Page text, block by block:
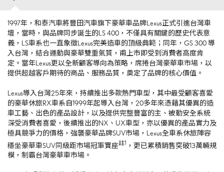
1997年，和泰汽車將豐田汽車旗下豪華車品牌Lexus正式引進台灣車
壇，當時，與品牌同步誕生的LS 400 ，不僅具有關鍵的歷史代表意
義， LS車系也一直象徵Lexus完美造車的頂級典範；同年， GS 300導
入台灣，結合運動與豪華雙重氣質，甫上市即受到消費者高度肯
定。當年Lexus更以全新顧客導向為策略，席捲台灣豪華車市場，以
提供超越客戶期待的商品、服務品質，奠定了品牌的核心價值。
Lexus導入台灣25年來，持續推出多款熱門車型，其中最受顧客喜愛
的豪華休旅RX車系自1999年起導入台灣， 20多年來憑藉其優異的造
車工藝、出色的產品設計，以及提供完整豐富的主、被動安全系統
深受消費者喜愛，後續推出的NX 、 UX車型，亦以優異的產品實力及
極具競爭力的價格，強襲豪華品牌SUV市場， Lexus全車系休旅陣容
穩坐豪華車SUV同級距市場冠軍寶座註1 ，更已累積銷售突破13萬輛規
模，制霸台灣豪華車市場。